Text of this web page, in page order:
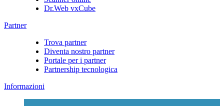
Dr.Web vxCube
Partner
Trova partner
Diventa nostro partner
Portale per i partner
Partnership tecnologica
Informazioni